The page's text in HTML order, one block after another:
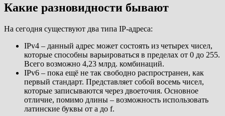
Какие разновидности бывают
На сегодня существуют два типа IP-адреса:
IPv4 – данный адрес может состоять из четырех чисел,
которые способны варьироваться в пределах от 0 до 255.
Всего возможно 4,23 млрд. комбинаций.
IPv6 – пока ещё не так свободно распространен, как
первый стандарт. Представляет собой восемь чисел,
которые записываются через двоеточия. Основное
отличие, помимо длины – возможность использовать
латинские буквы от a до f.